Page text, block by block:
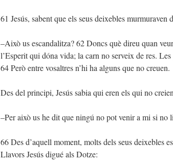
61 Jesús, sabent que els seus deixebles murmuraven
–Això us escandalitza? 62 Doncs què direu quan
l’Esperit qui dóna vida; la carn no serveix de res.
64 Però entre vosaltres n’hi ha alguns que no creuen.
Des del principi, Jesús sabia qui eren els qui no
–Per això us he dit que ningú no pot venir a mi si no
66 Des d’aquell moment, molts dels seus deixebles
Llavors Jesús digué als Dotze: